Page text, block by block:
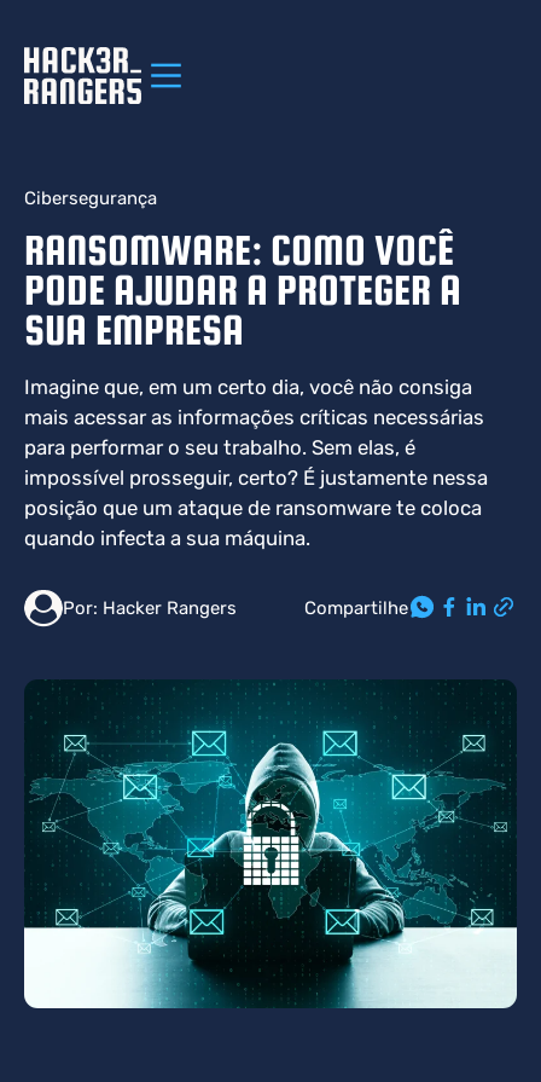
Cibersegurança
RANSOMWARE: COMO VOCÊ
PODE AJUDAR A PROTEGER A
SUA EMPRESA
Imagine que, em um certo dia, você não consiga
mais acessar as informações críticas necessárias
para performar o seu trabalho. Sem elas, é
impossível prosseguir, certo? É justamente nessa
posição que um ataque de ransomware te coloca
quando infecta a sua máquina.
Por: Hacker Rangers Compartilhe